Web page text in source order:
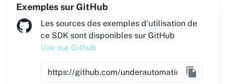
Exemples sur GitHub
Les sources des exemples d'utilisation de
ce SDK sont disponibles sur GitHub
Voir sur Github